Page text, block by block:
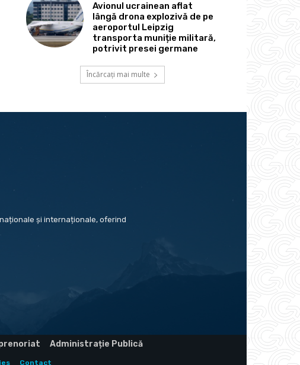
Avionul ucrainean aflat
lângă drona explozivă de pe
aeroportul Leipzig
transporta muniție militară,
potrivit presei germane
Încărcați mai multe
și internaționale, oferind
Administrație Publică
Contact